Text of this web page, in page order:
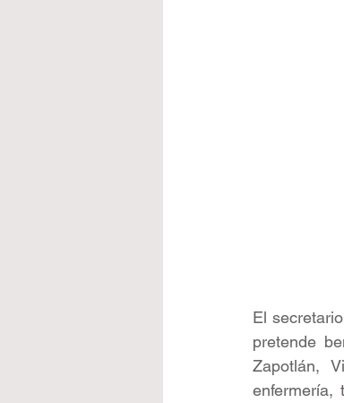
El
pretende
Zapotlán,
enfermería,